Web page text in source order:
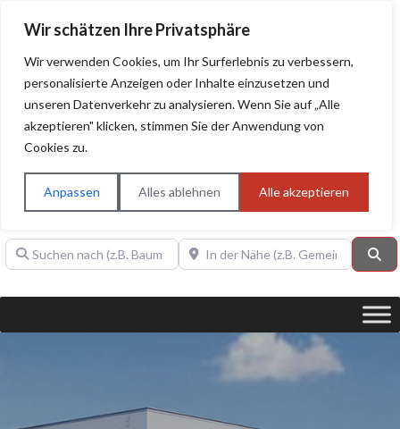
Wir schätzen Ihre Privatsphäre
Wir verwenden Cookies, um Ihr Surferlebnis zu verbessern,
personalisierte Anzeigen oder Inhalte einzusetzen und
unseren Datenverkehr zu analysieren. Wenn Sie auf „Alle
akzeptieren" klicken, stimmen Sie der Anwendung von
Cookies zu.
Anpassen Alles ablehnen Alle akzeptieren
BAUHERRENHILFE.orgQualitätssiegel!
Sie finden hier nur Qualitätsbetriebe, die mit dem DIAMANT,
PLATIN, GOLD, SILBER, ANWÄRTER "Bauherrenhilfe.org-
Qualitätssiegel" ausgezeichnet sind.
Suchen nach (z.B. Baumeister oder Dachdecker)In der Nähe (z.B. Gemeinde Baden)